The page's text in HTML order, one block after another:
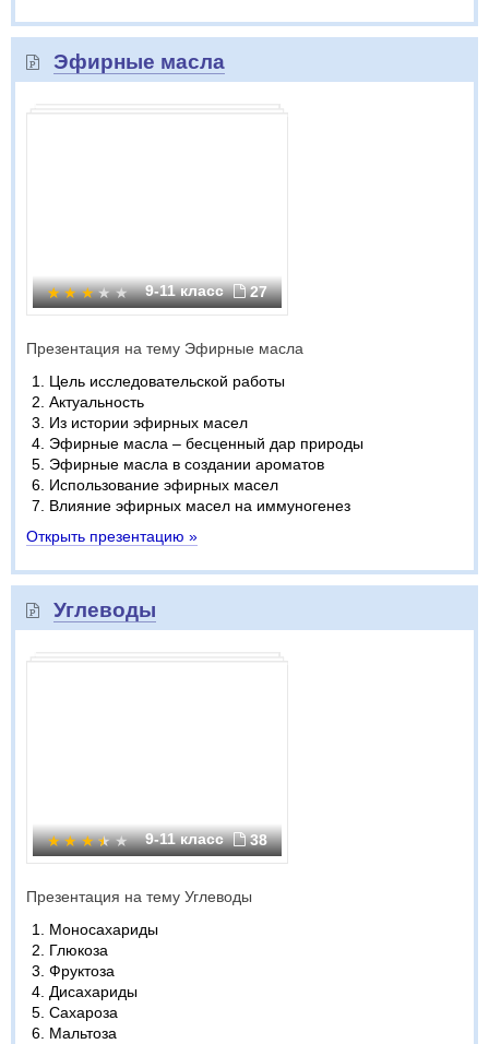
Эфирные масла
9-11 класс 27
Презентация на тему Эфирные масла
Цель исследовательской работы
Актуальность
Из истории эфирных масел
Эфирные масла – бесценный дар природы
Эфирные масла в создании ароматов
Использование эфирных масел
Влияние эфирных масел на иммуногенез
Открыть презентацию »
Углеводы
9-11 класс 38
Презентация на тему Углеводы
Моносахариды
Глюкоза
Фруктоза
Дисахариды
Сахароза
Мальтоза